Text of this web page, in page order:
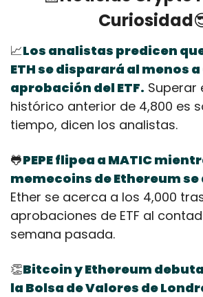
Curiosidad
📈Los analistas predicen
ETH se disparará al menos
aprobación del ETF. Superar
histórico anterior de 4,800 es
tiempo, dicen los analistas.
🐸PEPE flipea a MATIC
memecoins de Ethereum
Ether se acerca a los 4,000
aprobaciones de ETF al
semana pasada.
👏Bitcoin y Ethereum
la Bolsa de Valores de